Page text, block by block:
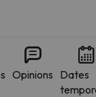
Opinions Dates